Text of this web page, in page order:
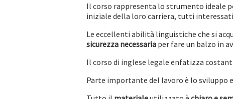
Il corso rappresenta lo strumento ideale
iniziale della loro carriera, tutti
Le eccellenti abilità linguistiche che si
sicurezza necessaria per fare un balzo in
Il corso di inglese legale enfatizza
Parte importante del lavoro è lo sviluppo